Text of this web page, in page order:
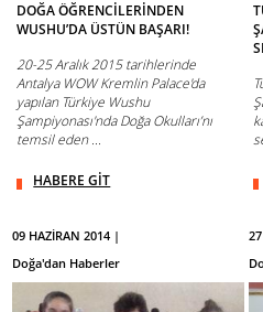
DOĞA ÖĞRENCİLERİNDEN
WUSHU’DA ÜSTÜN BAŞARI!
20-25 Aralık 2015 tarihlerinde
Antalya WOW Kremlin Palace'da
yapılan Türkiye Wushu
Şampiyonası'nda Doğa Okulları’nı
temsil eden ...
HABERE GİT
09 HAZİRAN 2014 |
Doğa'dan Haberler